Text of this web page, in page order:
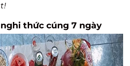
thức cúng 7 ngày